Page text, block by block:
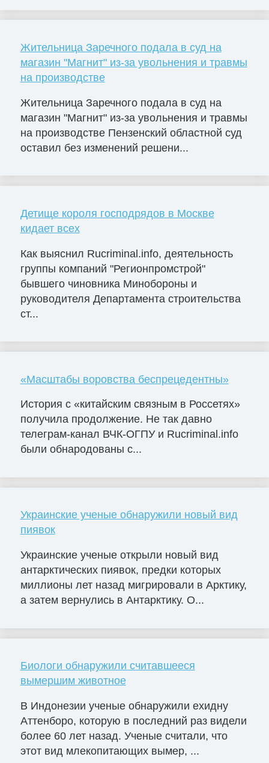
Жительница Заречного подала в суд на
магазин "Магнит" из-за увольнения и травмы
на производстве
Жительница Заречного подала в суд на
магазин "Магнит" из-за увольнения и травмы
на производстве Пензенский областной суд
оставил без изменений решени...
Детище короля господрядов в Москве
кидает всех
Как выяснил Rucriminal.info, деятельность
группы компаний "Регионпромстрой"
бывшего чиновника Минобороны и
руководителя Департамента строительства
ст...
«Масштабы воровства беспрецедентны»
История с «китайским связным в Россетях»
получила продолжение. Не так давно
телеграм-канал ВЧК-ОГПУ и Rucriminal.info
были обнародованы с...
Украинские ученые обнаружили новый вид
пиявок
Украинские ученые открыли новый вид
антарктических пиявок, предки которых
миллионы лет назад мигрировали в Арктику,
а затем вернулись в Антарктику. О...
Биологи обнаружили считавшееся
вымершим животное
В Индонезии ученые обнаружили ехидну
Аттенборо, которую в последний раз видели
более 60 лет назад. Ученые считали, что
этот вид млекопитающих вымер, ...